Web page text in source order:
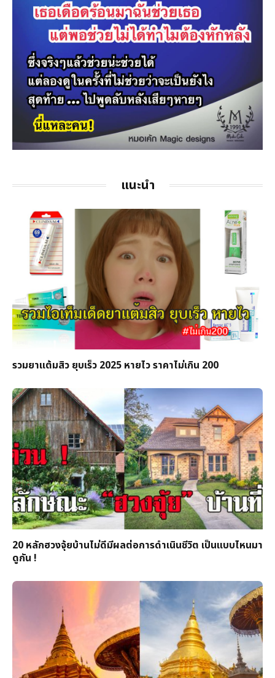
แนะนำ
รวมยาแต้มสิว ยุบเร็ว 2025 หายไว ราคาไม่เกิน 200
20 หลักฮวงจุ้ยบ้านไม่ดีมีผลต่อการดำเนินชีวิต เป็นแบบไหนมา
ดูกัน !